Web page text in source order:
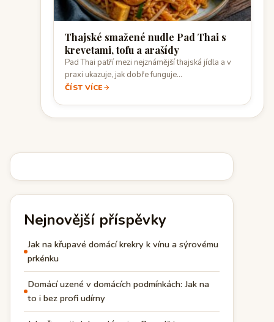
Thajské smažené nudle Pad Thai s
krevetami, tofu a arašídy
Pad Thai patří mezi nejznámější thajská jídla a v
praxi ukazuje, jak dobře funguje…
ČÍST VÍCE
Nejnovější příspěvky
Jak na křupavé domácí krekry k vínu a sýrovému
prkénku
Domácí uzené v domácích podmínkách: Jak na
to i bez profi udírny